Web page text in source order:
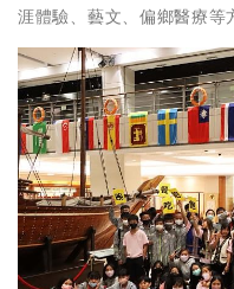
涯體驗、藝文、偏鄉醫療等